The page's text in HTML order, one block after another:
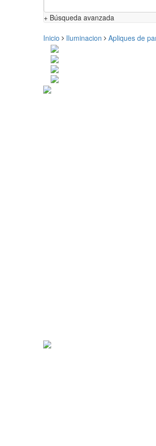
+ Búsqueda avanzada
Inicio Iluminacion Apliques de